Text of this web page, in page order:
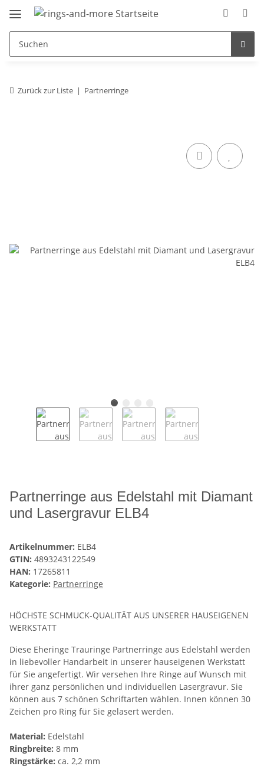
Zurück zur Liste Partnerringe
Partnerringe aus Edelstahl mit Diamant
und Lasergravur ELB4
Artikelnummer: ELB4
GTIN: 4893243122549
HAN: 17265811
Kategorie: Partnerringe
HÖCHSTE SCHMUCK-QUALITÄT AUS UNSERER HAUSEIGENEN
WERKSTATT
Diese Eheringe Trauringe Partnerringe aus Edelstahl werden
in liebevoller Handarbeit in unserer hauseigenen Werkstatt
für Sie angefertigt. Wir versehen Ihre Ringe auf Wunsch mit
ihrer ganz persönlichen und individuellen Lasergravur. Sie
können aus 7 schönen Schriftarten wählen. Innen können 30
Zeichen pro Ring für Sie gelasert werden.
Material: Edelstahl
Ringbreite: 8 mm
Ringstärke: ca. 2,2 mm